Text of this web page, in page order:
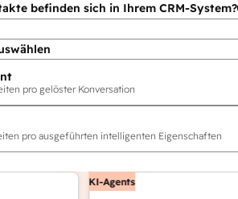
befinden sich in Ihrem CRM-System?
pro gelöster Konversation
pro ausgeführten intelligenten Eigenschaften
KI-Agents